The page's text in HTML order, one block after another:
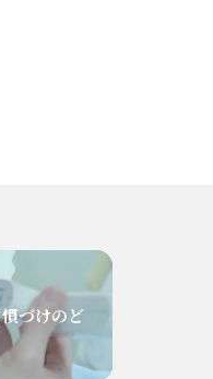
づけのど